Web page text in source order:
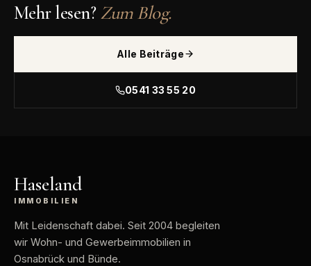
Mehr lesen?Zum Blog.
Alle Beiträge
0541 33 55 20
Haseland
IMMOBILIEN
Mit Leidenschaft dabei. Seit 2004 begleiten
wir Wohn- und Gewerbeimmobilien in
Osnabrück und Bünde.